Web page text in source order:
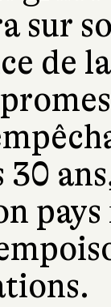
sur
de
30